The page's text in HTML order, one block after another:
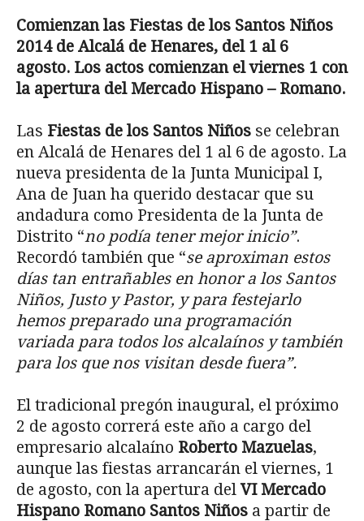
Comienzan las Fiestas de los Santos Niños
2014 de Alcalá de Henares, del 1 al 6
agosto. Los actos comienzan el viernes 1 con
la apertura del Mercado Hispano – Romano.
Las Fiestas de los Santos Niños se celebran
en Alcalá de Henares del 1 al 6 de agosto. La
nueva presidenta de la Junta Municipal I,
Ana de Juan ha querido destacar que su
andadura como Presidenta de la Junta de
Distrito “no podía tener mejor inicio”.
Recordó también que “se aproximan estos
días tan entrañables en honor a los Santos
Niños, Justo y Pastor, y para festejarlo
hemos preparado una programación
variada para todos los alcalaínos y también
para los que nos visitan desde fuera”.
El tradicional pregón inaugural, el próximo
2 de agosto correrá este año a cargo del
empresario alcalaíno Roberto Mazuelas,
aunque las fiestas arrancarán el viernes, 1
de agosto, con la apertura delVI Mercado
Hispano Romano Santos Niños a partir de